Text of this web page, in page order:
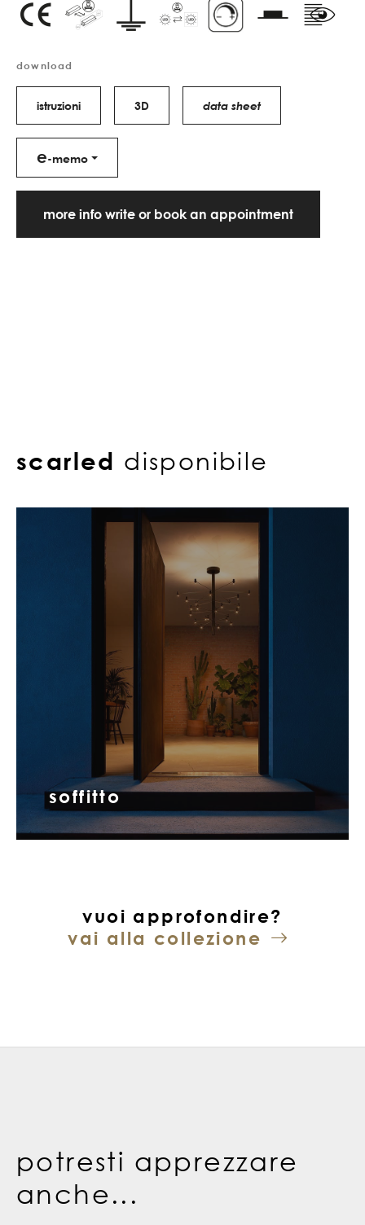
download
istruzioni 3D data sheet
e-memo
more info write or book an appointment
scarled disponibile
soffitto
vuoi approfondire?
vai alla collezione
potresti apprezzare
anche...